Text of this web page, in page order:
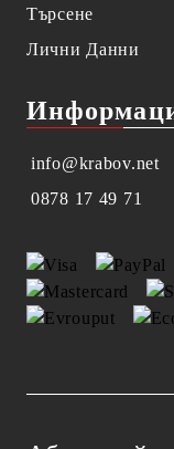
Търсене
Лични Данни
info@krabov.net
0878 17 49 71